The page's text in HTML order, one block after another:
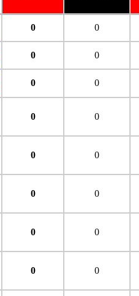
0 0
0 0
0 0
0 0
0 0
0 0
0 0
0 0